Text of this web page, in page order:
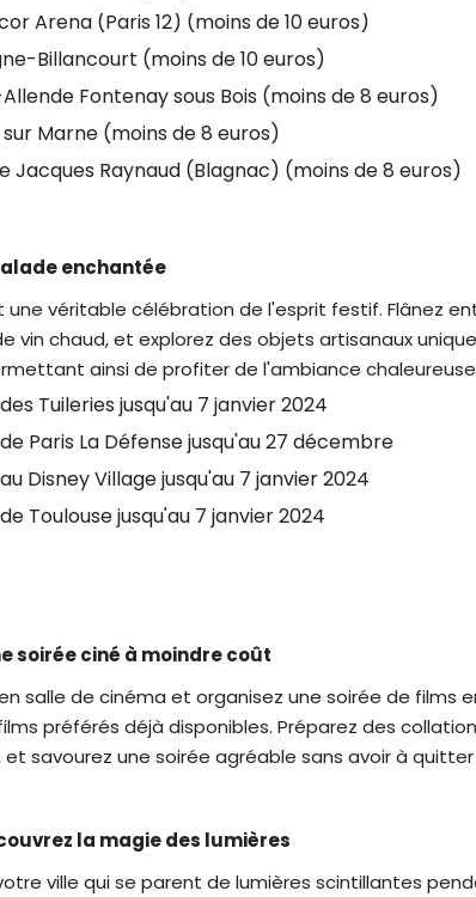
Arena (Paris 12) (moins de 10 euros)
Billancourt (moins de 10 euros)
Fontenay sous Bois (moins de 8 euros)
Marne (moins de 8 euros)
Jacques Raynaud (Blagnac) (moins de 8 euros)
enchantée
une véritable célébration de l'esprit festif. Flânez
vin chaud, et explorez des objets artisanaux
ainsi de profiter de l'ambiance
Tuileries jusqu'au 7 janvier 2024
Paris La Défense jusqu'au 27 décembre
Disney Village jusqu'au 7 janvier 2024
Toulouse jusqu'au 7 janvier 2024
soirée ciné à moindre coût
salle de cinéma et organisez une soirée de films
préférés déjà disponibles. Préparez des
savourez une soirée agréable sans avoir à quitter
la magie des lumières
ville qui se parent de lumières scintillantes